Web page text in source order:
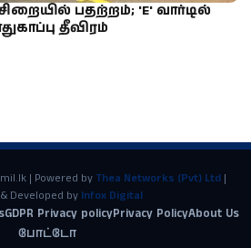
பதற்றம்; 'E' வார்டில்
தீவிரம்
| Powered by Thea Networks (Pvt) Ltd|
Developed by Infox Digital
GDPR Privacy policyPrivacy PolicyAbout Us
போட்டோ